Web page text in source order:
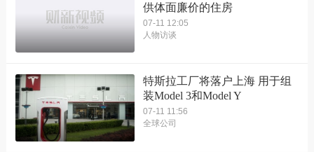
供体面廉价的住房
07-11 12:05
人物访谈
特斯拉工厂将落户上海 用于组
装Model 3和Model Y
07-11 11:56
全球公司